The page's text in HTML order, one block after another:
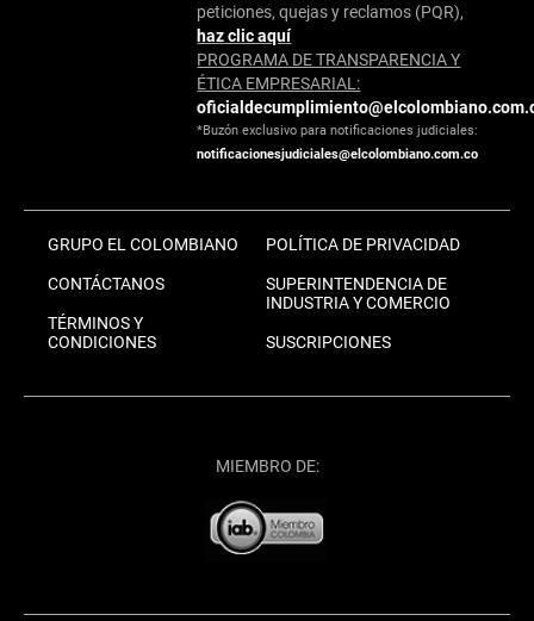
peticiones, quejas y reclamos (PQR),
haz clic aquí
PROGRAMA DE TRANSPARENCIA Y
ÉTICA EMPRESARIAL:
*Buzón exclusivo para notificaciones judiciales:
notificacionesjudiciales@elcolombiano.com.co
GRUPO EL COLOMBIANO
CONTÁCTANOS
TÉRMINOS Y
CONDICIONES
POLÍTICA DE PRIVACIDAD
SUPERINTENDENCIA DE
INDUSTRIA Y COMERCIO
SUSCRIPCIONES
MIEMBRO DE: